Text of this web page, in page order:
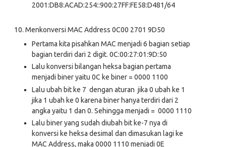
2001:DB8:ACAD:254::900:27FF:FE58:D481/64
10. Menkonversi MAC Address 0C00 2701 9D50
Pertama kita pisahkan MAC menjadi 6 bagian setiap
bagian terdiri dari 2 digit. 0C:00:27:01:9D:50
Lalu konversi bilangan heksa bagian pertama
menjadi biner yaitu 0C ke biner = 0000 1100
Lalu ubah bit ke 7 dengan aturan jika 0 ubah ke 1
jika 1 ubah ke 0 karena biner hanya terdiri dari 2
angka yaitu 1 dan 0. Sehingga menjadi = 0000 1110
Lalu biner yang sudah diubah bit ke-7 nya di
konversi ke heksa desimal dan dimasukan lagi ke
MAC Address, maka 0000 1110 menjadi 0E